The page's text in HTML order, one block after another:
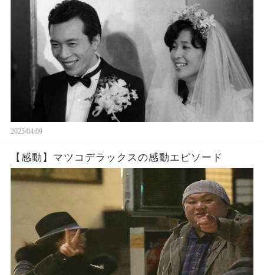
2025/04/09
【感動】マツコデラックスの感動エピソード